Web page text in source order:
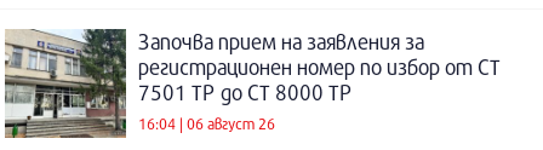
Започва прием на заявления за
регистрационен номер по избор от СТ
7501 ТР до СТ 8000 ТР
16:04 | 06 август 26